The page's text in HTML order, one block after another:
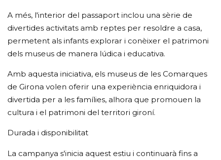
A més, l'interior del passaport inclou una sèrie de
divertides activitats amb reptes per resoldre a casa,
permetent als infants explorar i conèixer el patrimoni
dels museus de manera lúdica i educativa.
Amb aquesta iniciativa, els museus de les Comarques
de Girona volen oferir una experiència enriquidora i
divertida per a les famílies, alhora que promouen la
cultura i el patrimoni del territori gironí.
Durada i disponibilitat
La campanya s'inicia aquest estiu i continuarà fins a